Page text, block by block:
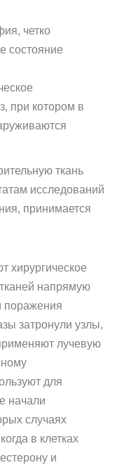
четко
состояние
при котором в
ткань
исследований
принимается
хирургическое
напрямую
поражения
затронули узлы,
лучевую
для
начали
случаях
в клетках
и